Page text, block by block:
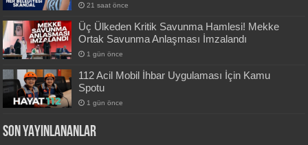
21 saat önce
Üç Ülkeden Kritik Savunma Hamlesi! Mekke
Ortak Savunma Anlaşması İmzalandı
1 gün önce
112 Acil Mobil İhbar Uygulaması İçin Kamu
Spotu
1 gün önce
SON YAYINLANANLAR